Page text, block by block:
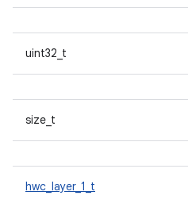
uint32_t
size_t
hwc_layer_1_t